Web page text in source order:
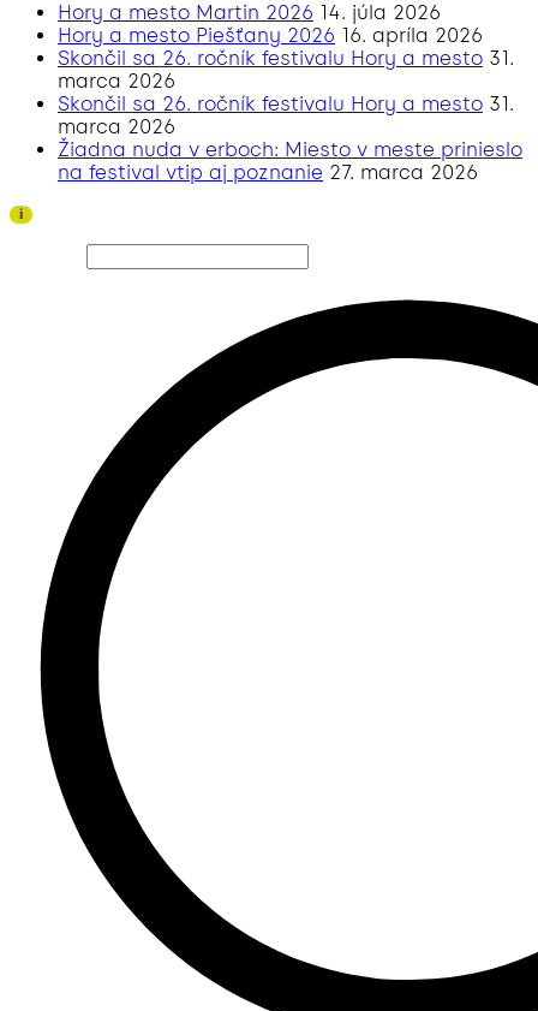
Hory a mesto Martin 2026 14. júla 2026
Hory a mesto Piešťany 2026 16. apríla 2026
Skončil sa 26. ročník festivalu Hory a mesto 31.
marca 2026
Skončil sa 26. ročník festivalu Hory a mesto 31.
marca 2026
Žiadna nuda v erboch: Miesto v meste prinieslo
na festival vtip aj poznanie 27. marca 2026
i